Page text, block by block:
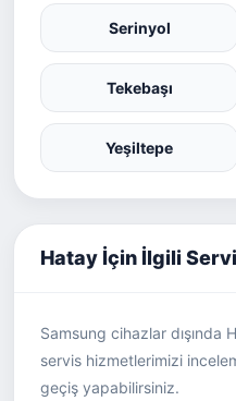
Serinyol
Tekebaşı
Yeşiltepe
Hatay İçin İlgili
Samsung cihazlar
servis hizmetlerimizi
geçiş yapabilirsiniz.